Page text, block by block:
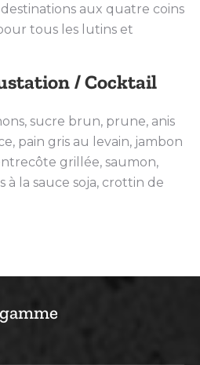
aux quatre coins
tous les lutins et
/ Cocktail
sucre brun, prune, anis
pain gris au levain, jambon
grillée, saumon,
à la sauce soja, crottin de